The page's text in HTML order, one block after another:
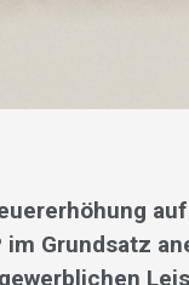
im Grundsatz